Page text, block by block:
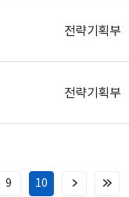
전략기획부
전략기획부
9 10
다
마